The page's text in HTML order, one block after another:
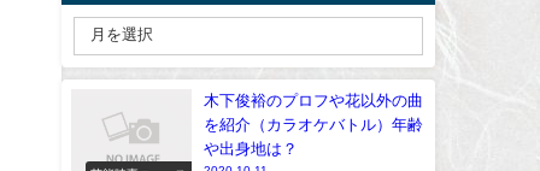
木下俊裕のプロフや花以外の曲
を紹介（カラオケバトル）年齢
や出身地は？